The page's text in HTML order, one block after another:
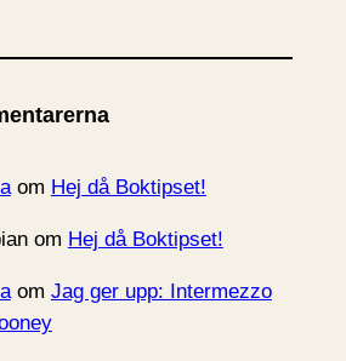
om Hej då Boktipset!
om Hej då Boktipset!
om Jag ger upp: Intermezzo